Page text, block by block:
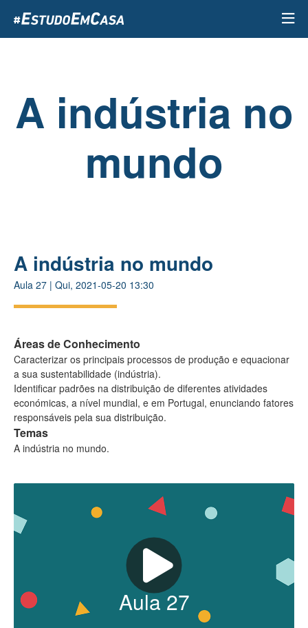
para
o
A indústria no
mundo
A indústria no mundo
Aula 27 | Qui, 2021-05-20 13:30
Áreas de Conhecimento
Caracterizar os principais processos de produção e equacionar
a sua sustentabilidade (indústria).
Identificar padrões na distribuição de diferentes atividades
económicas, a nível mundial, e em Portugal, enunciando fatores
responsáveis pela sua distribuição.
Temas
A indústria no mundo.
Aula27